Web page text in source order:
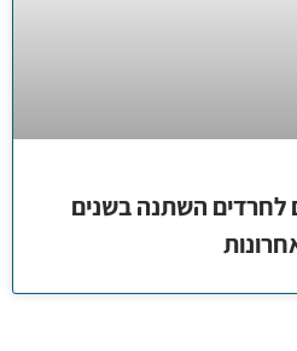
לחרדים השתנה בשנים